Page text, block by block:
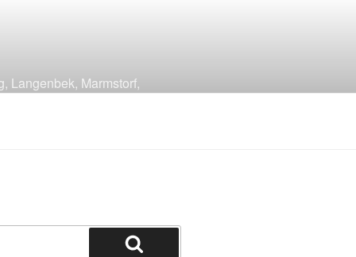
Langenbek, Marmstorf,